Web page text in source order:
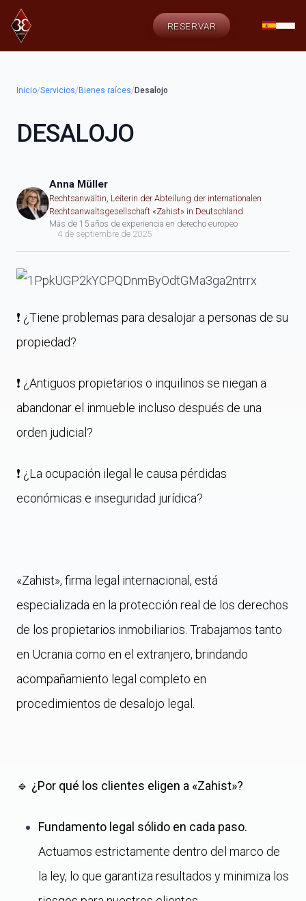
RESERVAR
Inicio/Servicios/ Bienes raíces/ Desalojo
DESALOJO
Anna Müller
Rechtsanwältin, Leiterin der Abteilung der internationalen
Rechtsanwaltsgesellschaft «Zahist» in Deutschland
Más de 15 años de experiencia en derecho europeo
4 de septiembre de 2025
❗️ ¿Tiene problemas para desalojar a personas de su
propiedad?
❗️ ¿Antiguos propietarios o inquilinos se niegan a
abandonar el inmueble incluso después de una
orden judicial?
❗️ ¿La ocupación ilegal le causa pérdidas
económicas e inseguridad jurídica?
«Zahist», firma legal internacional, está
especializada en la protección real de los derechos
de los propietarios inmobiliarios. Trabajamos tanto
en Ucrania como en el extranjero, brindando
acompañamiento legal completo en
procedimientos de desalojo legal.
🔹 ¿Por qué los clientes eligen a «Zahist»?
Fundamento legal sólido en cada paso.
Actuamos estrictamente dentro del marco de
la ley, lo que garantiza resultados y minimiza los